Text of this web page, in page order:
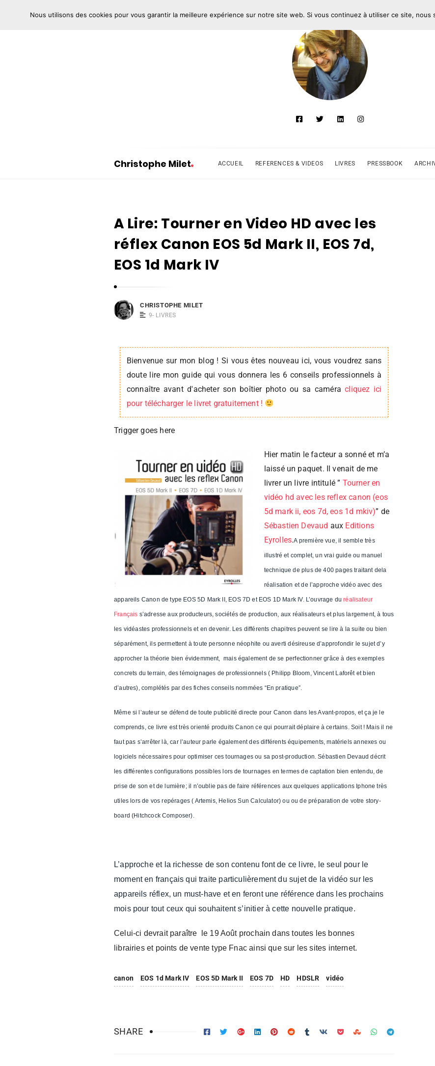
Christophe Milet
i
t
o
h
e
M
ACCUEIL REFERENCES & VIDEOS LIVRES PRESSBOOK
A Lire: Tourner en Video HD avec les
réflex Canon EOS 5d Mark II, EOS 7d,
EOS 1d Mark IV
CHRISTOPHE MILET
9- LIVRES
Bienvenue sur mon blog ! Si vous êtes nouveau ici, vous voudrez sans
doute lire mon guide qui vous donnera les 6 conseils professionnels à
connaître avant d'acheter son boîtier photo ou sa caméracliquez ici
pour télécharger le livret gratuitement !
Trigger goes here
Hier matin le facteur a sonné et m’a
laissé un paquet. Il venait de me
livrer un livre intitulé ” Tourner en
vidéo hd avec les reflex canon (eos
5d mark ii, eos 7d, eos 1d mkiv)” de
Sébastien Devaud aux Editions
Eyrolles.A première vue, il semble très
illustré et complet, un vrai guide ou manuel
technique de plus de 400 pages traitant dela
réalisation et de l’approche vidéo avec des
appareils Canon de type EOS 5D Mark II, EOS 7D et EOS 1D Mark IV. L’ouvrage duréalisateur
Français s’adresse aux producteurs, sociétés de production, aux réalisateurs et plus largement, à tous
les vidéastes professionnels et en devenir. Les différents chapitres peuvent se lire à la suite ou bien
séparément, ils permettent à toute personne néophite ou averti désireuse d’approfondir le sujet d’y
approcher la théorie bien évidemment, mais également de se perfectionner grâce à des exemples
concrets du terrain, des témoignages de professionnels ( Philipp Bloom, Vincent Laforêt et bien
d’autres), complétés par des fiches conseils nommées “En pratique”.
Même si l’auteur se défend de toute publicité directe pour Canon dans les Avant-propos, et ça je le
comprends, ce livre est très orienté produits Canon ce qui pourrait déplaire à certains. Soit ! Mais il ne
faut pas s’arrêter là, car l’auteur parle également des différents équipements, matériels annexes ou
logiciels nécessaires pour optimiser ces tournages ou sa post-production. Sébastien Devaud décrit
les différentes configurations possibles lors de tournages en termes de captation bien entendu, de
prise de son et de lumière; il n’oublie pas de faire références aux quelques applications Iphone très
utiles lors de vos repérages ( Artemis, Helios Sun Calculator) ou ou de préparation de votre story-
board (Hitchcock Composer).
L’approche et la richesse de son contenu font de ce livre, le seul pour le
moment en français qui traite particulièrement du sujet de la vidéo sur les
appareils réflex, un must-have et en feront une référence dans les prochains
mois pour tout ceux qui souhaitent s’initier à cette nouvelle pratique.
Celui-ci devrait paraître le 19 Août prochain dans toutes les bonnes
librairies et points de vente type Fnac ainsi que sur les sites internet.
canon EOS 1d Mark IV EOS 5D Mark II EOS 7D HD HDSLR vidéo
SHARE
Nous utilisons des cookies pour vous garantir la meilleure expérience sur notre site web. Si vous continuez à utiliser ce site,